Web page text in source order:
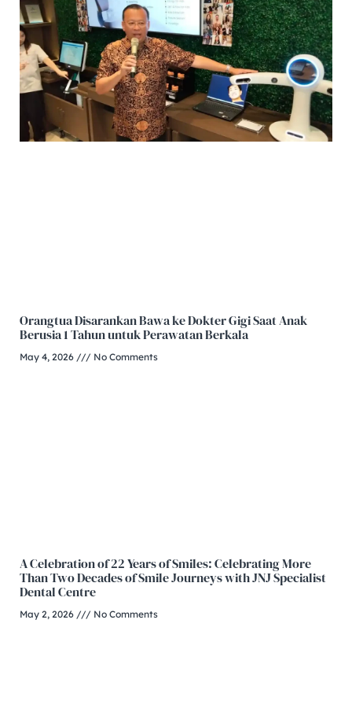
Orangtua Disarankan Bawa ke Dokter Gigi Saat Anak
Berusia 1 Tahun untuk Perawatan Berkala
May 4, 2026 No Comments
A Celebration of 22 Years of Smiles: Celebrating More
Than Two Decades of Smile Journeys with JNJ Specialist
Dental Centre
May 2, 2026 No Comments